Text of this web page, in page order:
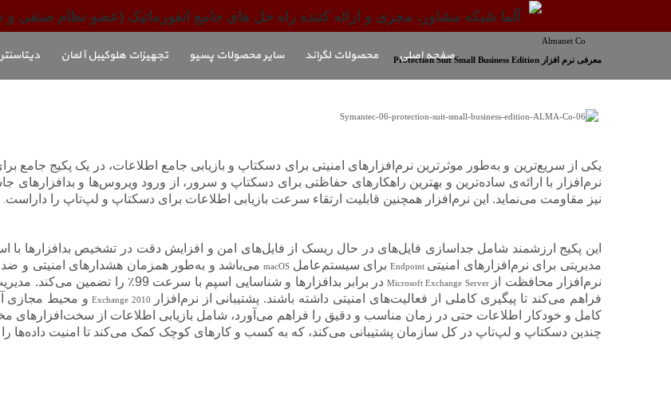
صفحه اصلی محصولات لگراند سایر محصولات پسیو تجهیزات هلوکیبل آلمان دیتاسنتر
آلما شبکه مشاور، مجری و ارائه کننده راه حل های جامع انفورماتیک (عضو نظام صنفی و شورای
معرفی نرم افزار Protection Suit Small Business Edition
یکی از سریع‌ترین و به‌طور موثرترین نرم‌افزارهای امنیتی برای دسکتاپ و بازیابی جامع اطلاعات، در یک پکیج
نرم‌افزار با ارائه‌ی ساده‌ترین و بهترین راهکارهای حفاظتی برای دسکتاپ و سرور، از ورود ویروس‌ها و بدافزارهای
نیز مقاومت می‌نماید. این نرم‌افزار همچنین قابلیت ارتقاء سرعت بازیابی اطلاعات برای دسکتاپ و لپ‌تاپ را داراست
این پکیج ارزشمند شامل جداسازی فایل‌های در حال ریسک از فایل‌های امن و افزایش دقت در تشخیص بدافزارها با
مدیریتی برای نرم‌افزارهای امنیتی Endpoint برای سیستم‌عامل macOS می‌باشد و به‌طور همزمان هشدارهای امنیتی و ضد
نرم‌افزار محافظت از
Microsoft Exchange Server
در برابر بدافزارها و شناسایی اسپم
فراهم می‌کند تا پیگیری کاملی از فعالیت‌های امنیتی داشته باشند. پشتیبانی از نرم‌افزار
Exchange 2010 و محیط مجازی
کامل و خودکار اطلاعات حتی در زمان مناسب و دقیق را فراهم می‌آورد، شامل بازیابی اطلاعات از سخت‌افزارهای
چندین دسکتاپ و لپ‌تاپ در کل سازمان پشتیبانی می‌کند، که به کسب و کارهای کوچک کمک می‌کند تا امنیت داده‌ها را